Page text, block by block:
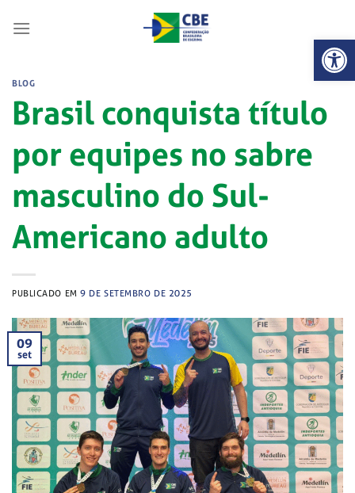
Abrir
BLOG
Brasil conquista título
por equipes no sabre
masculino do Sul-
Americano adulto
PUBLICADO EM9 DE SETEMBRO DE 2025
09
set